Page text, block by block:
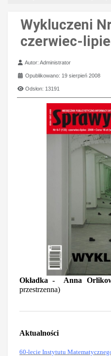
Wykluczeni
czerwiec-
Szczegóły
Autor:Administrator
Opublikowano: 19 sierpień 2008
Odsłon: 13191
Okładka - Anna
przestrzenna)
Aktualności
60-lecie Instytutu